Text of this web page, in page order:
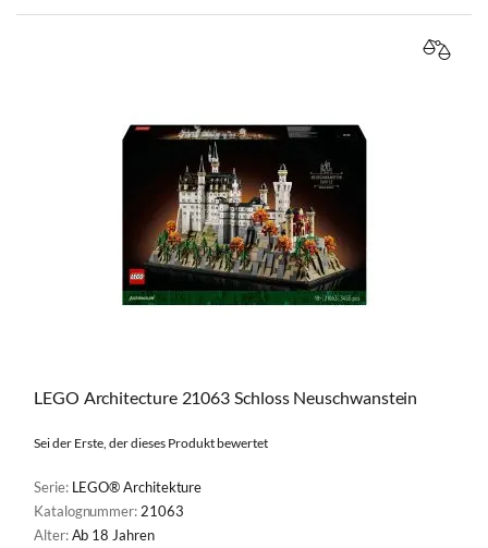
LEGO Architecture 21063 Schloss Neuschwanstein
Sei der Erste, der dieses Produkt bewertet
Serie: LEGO® Architekture
Katalognummer:21063
Alter:Ab 18 Jahren